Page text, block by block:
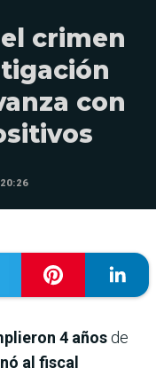
crimen
con
4 años de
al fiscal